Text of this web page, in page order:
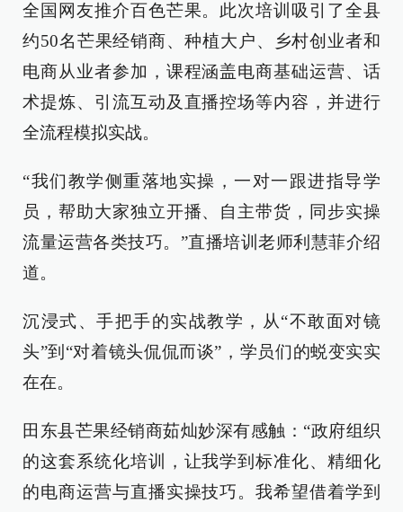
全国网友推介百色芒果。此次培训吸引了全县
约50名芒果经销商、种植大户、乡村创业者和
电商从业者参加，课程涵盖电商基础运营、话
术提炼、引流互动及直播控场等内容，并进行
全流程模拟实战。
“我们教学侧重落地实操，一对一跟进指导学
员，帮助大家独立开播、自主带货，同步实操
流量运营各类技巧。”直播培训老师利慧菲介绍
道。
沉浸式、手把手的实战教学，从“不敢面对镜
头”到“对着镜头侃侃而谈”，学员们的蜕变实实
在在。
田东县芒果经销商茹灿妙深有感触：“政府组织
的这套系统化培训，让我学到标准化、精细化
的电商运营与直播实操技巧。我希望借着学到